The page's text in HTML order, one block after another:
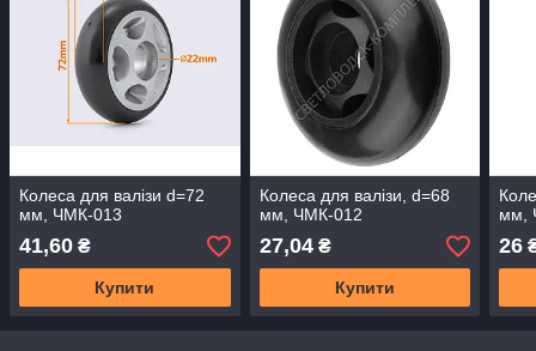
Колеса для валізи d=72
мм, ЧМК-013
41,60 ₴
Купити
Колеса для валізи, d=68
мм, ЧМК-012
27,04₴
Купити
мм,
26